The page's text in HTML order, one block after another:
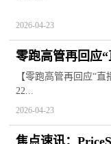
2026-04-23
零跑高管再回应
驾驶问题
【零跑高管再回应“
22...
2026-04-23
焦点速讯：